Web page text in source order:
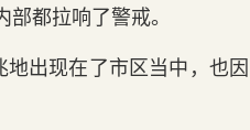
都拉响了警戒。
出现‌在了市区当中，也因